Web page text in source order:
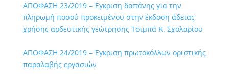
ΑΠΟΦΑΣΗ 23/2019 – Έγκριση δαπάνης για την
πληρωμή ποσού προκειμένου στην έκδοση άδειας
χρήσης αρδευτικής γεώτρησης Τσιμπά Κ. Σχολαρίου
ΑΠΟΦΑΣΗ 24/2019 – Έγκριση πρωτοκόλλων οριστικής
παραλαβής εργασιών